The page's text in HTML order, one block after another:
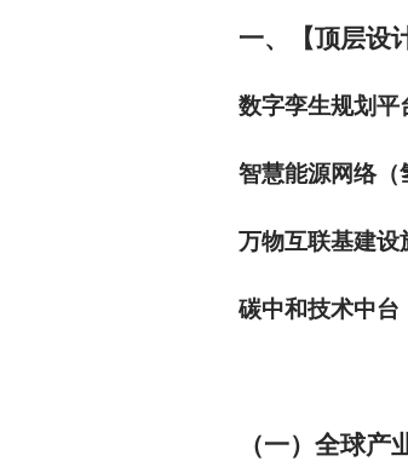
一、【顶层设
数字孪生规划平
智慧能源网络（
万物互联基建设
碳中和技术中台
（一） 全球产